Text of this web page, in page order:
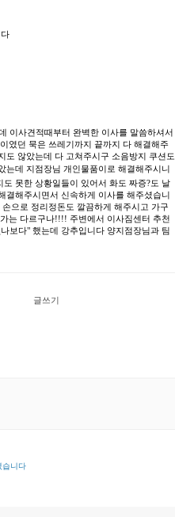
이사견적때부터 완벽한 이사를 말씀하셔서
였던 묵은 쓰레기까지 끝까지 다 해결해주
도 않았는데 다 고쳐주시구 소음방지 쿠션도
는데 지점장님 개인물품이로 해결해주시니
못한 상황일들이 있어서 화도 짜증?도 날
결해주시면서 신속하게 이사를 해주셨습니
으로 정리정돈도 깔끔하게 해주시고 가구
는 다르구나!!!! 주변에서 이사짐센터 추천
보다" 했는데 강추입니다 양지점장님과 팀
글쓰기
습니다